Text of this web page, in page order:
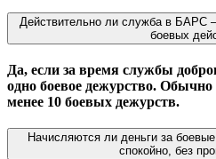
Действительно ли служба в БАРС
боевых
Да, если за время службы
одно боевое дежурство.
менее 10 боевых дежурств.
Начисляются ли деньги за
спокойно, без